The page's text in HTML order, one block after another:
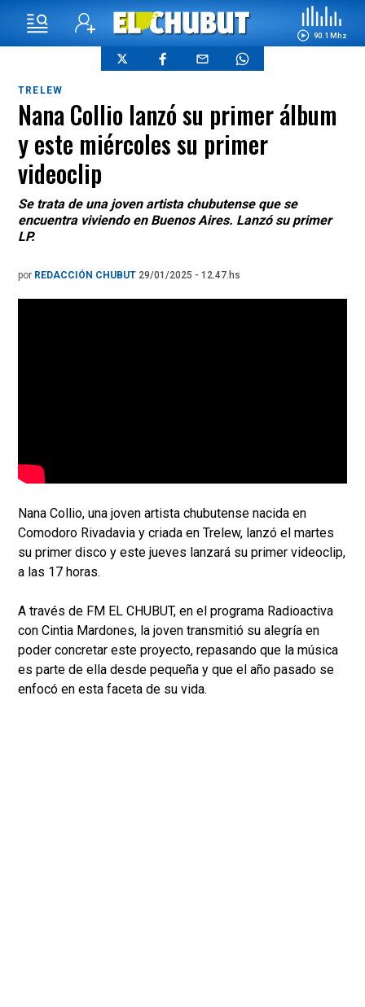
90.1 Mhz
TRELEW
Nana Collio lanzó su primer álbum
y este miércoles su primer
videoclip
Se trata de una joven artista chubutense que se
encuentra viviendo en Buenos Aires. Lanzó su primer
LP.
por REDACCIÓN CHUBUT 29/01/2025 - 12.47.hs
Nana Collio, una joven artista chubutense nacida en
Comodoro Rivadavia y criada en Trelew, lanzó el martes
su primer disco y este jueves lanzará su primer videoclip,
a las 17 horas.
A través de FM EL CHUBUT, en el programa Radioactiva
con Cintia Mardones, la joven transmitió su alegría en
poder concretar este proyecto, repasando que la música
es parte de ella desde pequeña y que el año pasado se
enfocó en esta faceta de su vida.